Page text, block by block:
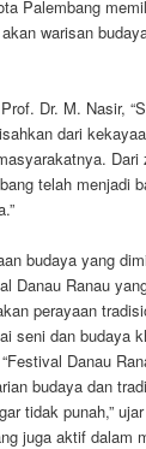
Palembang
warisan
Dr. M. Nasir,
dari
Dari
telah menjadi
budaya yang
Danau Ranau
perayaan
seni dan budaya
Danau
budaya dan
tidak punah,”
juga aktif dalam